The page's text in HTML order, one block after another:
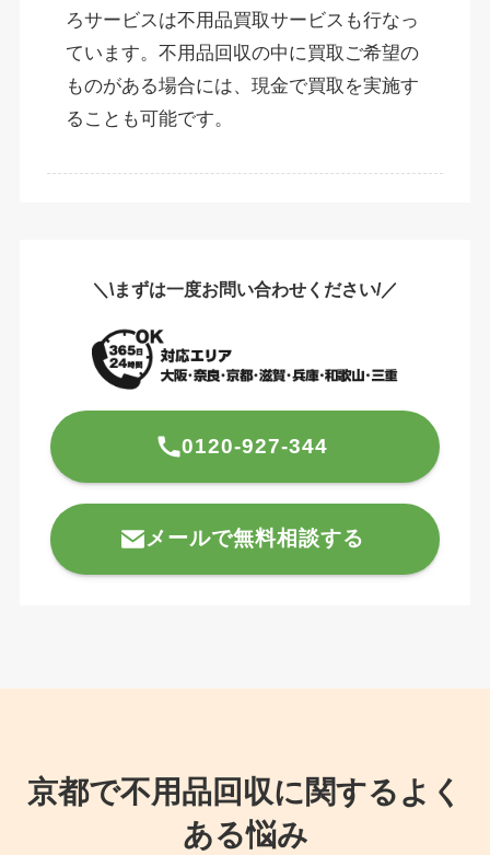
ろサービスは不用品買取サービスも行なっ
ています。不用品回収の中に買取ご希望の
ものがある場合には、現金で買取を実施す
ることも可能です。
＼\まずは一度お問い合わせください/／
0120-927-344
メールで無料相談する
京都で不用品回収に関するよく
ある悩み